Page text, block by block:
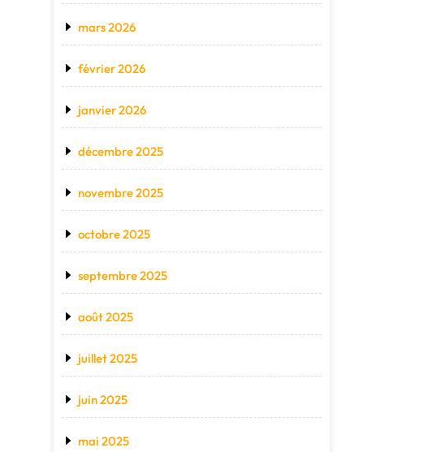
mars 2026
février 2026
janvier 2026
décembre 2025
novembre 2025
octobre 2025
septembre 2025
août 2025
juillet 2025
juin 2025
mai 2025